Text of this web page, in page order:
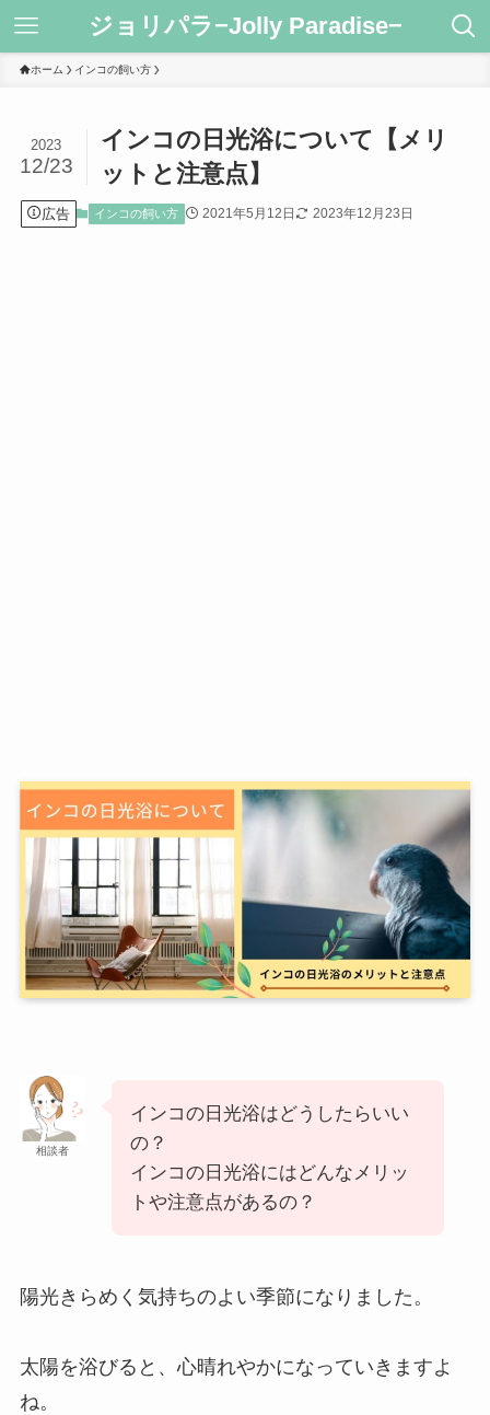
ジョリパラ−Jolly Paradise−
ホーム インコの飼い方
インコの日光浴について【メリ
ットと注意点】
2023
12/23
広告 インコの飼い方 2021年5月12日 2023年12月23日
相談者
インコの日光浴はどうしたらいい
の？
インコの日光浴にはどんなメリッ
トや注意点があるの？
陽光きらめく気持ちのよい季節になりました。
太陽を浴びると、心晴れやかになっていきますよ
ね。